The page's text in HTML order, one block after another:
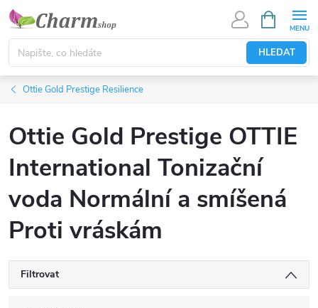
Přejít
obsah
HLEDAT
NÁKUPNÍ
KOŠÍK
Ottie Gold Prestige Resilience
Ottie Gold Prestige OTTIE
International Tonizační
voda Normální a smíšená
Proti vráskám
Filtrovat